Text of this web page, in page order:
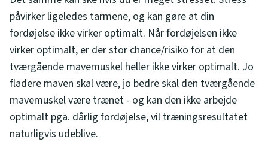
påvirker ligeledes tarmene, og kan gøre at din
fordøjelse ikke virker optimalt. Når fordøjelsen ikke
virker optimalt, er der stor chance/risiko for at den
tværgående mavemuskel heller ikke virker optimalt. Jo
fladere maven skal være, jo bedre skal den tværgående
mavemuskel være trænet - og kan den ikke arbejde
optimalt pga. dårlig fordøjelse, vil træningsresultatet
naturligvis udeblive.